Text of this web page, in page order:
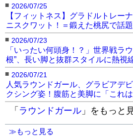
■ 2026/07/25
【フィットネス】グラドルトレー
ニスクワット！＝鍛えた桃尻で話題
■ 2026/07/23
「いったい何頭身！？」世界戦ラ
根”、長い脚と抜群スタイルに熱視
■ 2026/07/21
人気ラウンドガール、グラビアデ
クシング姿！腹筋と美脚に「これは
「 ラウンドガール 」をもっと
≫もっと見る